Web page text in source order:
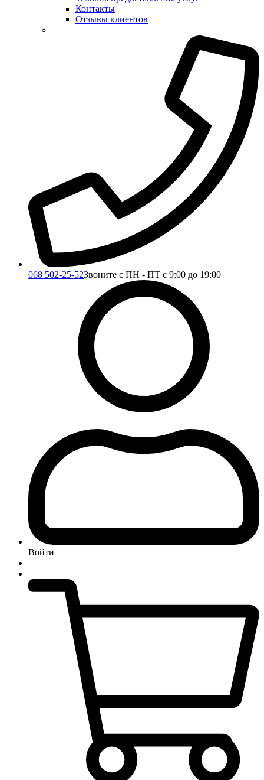
Контакты
Отзывы клиентов
068 502-25-52Звоните с ПН - ПТ с 9:00 до 19:00
Войти